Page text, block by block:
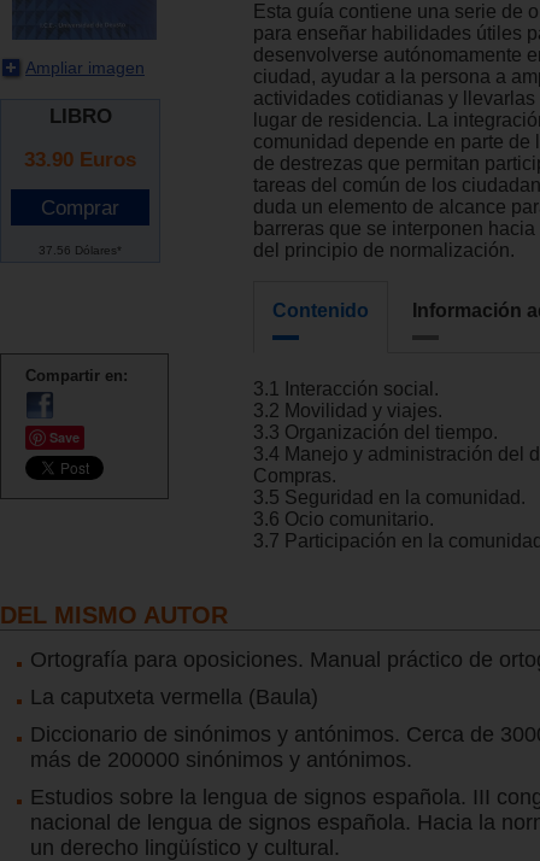
Ampliar imagen
LIBRO
33.90 Euros
37.56 Dólares*
Compartir en:
Save
Esta guía contiene una serie de
para enseñar habilidades útiles
desenvolverse autónomamente
ciudad, ayudar a la persona a
actividades cotidianas y
lugar de residencia. La
comunidad depende en parte de
de destrezas que permitan
tareas del común de los
duda un elemento de alcance
barreras que se interponen
del principio de normalización.
Contenido Información
3.1 Interacción social.
3.2 Movilidad y viajes.
3.3 Organización del tiempo.
3.4 Manejo y administración del
Compras.
3.5 Seguridad en la comunidad.
3.6 Ocio comunitario.
3.7 Participación en la
DEL MISMO AUTOR
Ortografía para oposiciones. Manual práctico de
La caputxeta vermella (Baula)
Diccionario de sinónimos y antónimos. Cerca de
más de 200000 sinónimos y antónimos.
Estudios sobre la lengua de signos española. III
nacional de lengua de signos española. Hacia la
un derecho lingüístico y cultural.